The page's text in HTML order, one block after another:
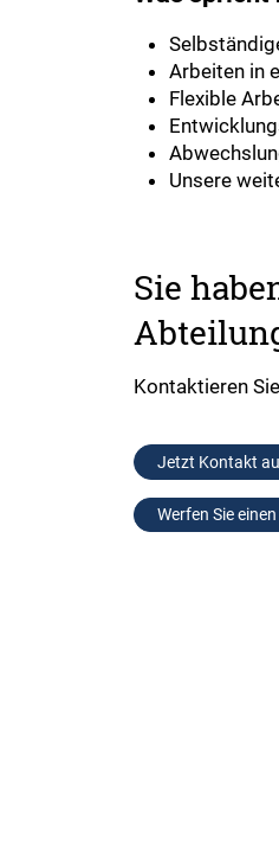
Arbeiten in
Flexible
Unsere
Sie
Kontaktieren
Jetzt Kontakt
Werfen Sie